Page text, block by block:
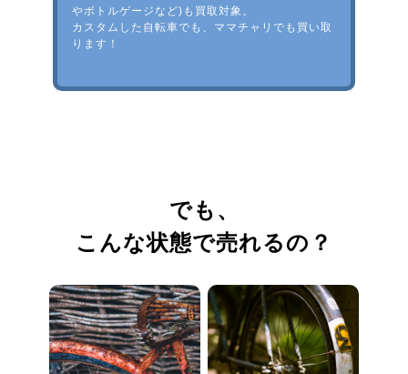
やボトルゲージなど)も買取対象。
カスタムした自転車でも、ママチャリでも買い取
ります！
でも、
こんな状態で売れるの？